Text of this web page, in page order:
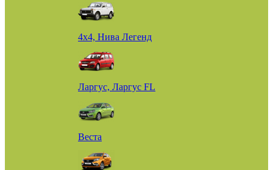
4х4, Нива Легенд
Ларгус, Ларгус FL
Веста